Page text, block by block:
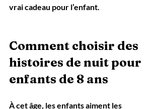
vrai cadeau pour l’enfant.
Comment choisir des
histoires de nuit pour
enfants de 8 ans
À cet âge, les enfants aiment les